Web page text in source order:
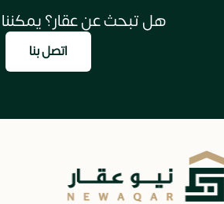
هل تبحث عن عقار؟
اتصل بنا